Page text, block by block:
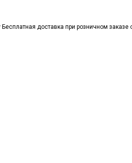
Бесплатная доставка при розничном заказе